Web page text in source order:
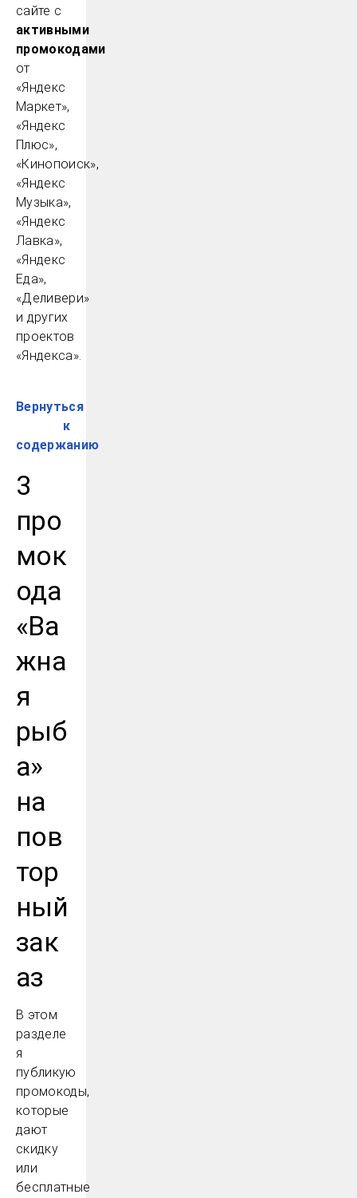
сайте с
активными
промокодами
от
«Яндекс
Маркет»,
«Яндекс
Плюс»,
«Кинопоиск»,
«Яндекс
Музыка»,
«Яндекс
Лавка»,
«Яндекс
Еда»,
«Деливери»
и других
проектов
«Яндекса».
Вернуться
к
содержанию
3
про
мок
ода
«Ва
жна
я
рыб
а»
на
пов
тор
ный
зак
аз
В этом
разделе
я
публикую
промокоды,
которые
дают
скидку
или
бесплатные